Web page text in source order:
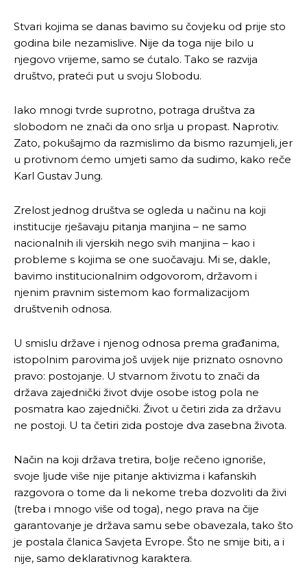
Stvari kojima se danas bavimo su čovjeku od prije sto
godina bile nezamislive. Nije da toga nije bilo u
njegovo vrijeme, samo se ćutalo. Tako se razvija
društvo, prateći put u svoju Slobodu.
Iako mnogi tvrde suprotno, potraga društva za
slobodom ne znači da ono srlja u propast. Naprotiv.
Zato, pokušajmo da razmislimo da bismo razumjeli, jer
u protivnom ćemo umjeti samo da sudimo, kako reče
Karl Gustav Jung.
Zrelost jednog društva se ogleda u načinu na koji
institucije rješavaju pitanja manjina – ne samo
nacionalnih ili vjerskih nego svih manjina – kao i
probleme s kojima se one suočavaju. Mi se, dakle,
bavimo institucionalnim odgovorom, državom i
njenim pravnim sistemom kao formalizacijom
društvenih odnosa.
U smislu države i njenog odnosa prema građanima,
istopolnim parovima još uvijek nije priznato osnovno
pravo: postojanje. U stvarnom životu to znači da
država zajednički život dvije osobe istog pola ne
posmatra kao zajednički. Život u četiri zida za državu
ne postoji. U ta četiri zida postoje dva zasebna života.
Način na koji država tretira, bolje rečeno ignoriše,
svoje ljude više nije pitanje aktivizma i kafanskih
razgovora o tome da li nekome treba dozvoliti da živi
(treba i mnogo više od toga), nego prava na čije
garantovanje je država samu sebe obavezala, tako što
je postala članica Savjeta Evrope. Što ne smije biti, a i
nije, samo deklarativnog karaktera.